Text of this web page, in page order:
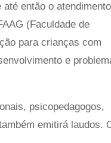
então o atendimento
(Faculdade de
para crianças com
e
psicopedagogos,
emitirá laudos.